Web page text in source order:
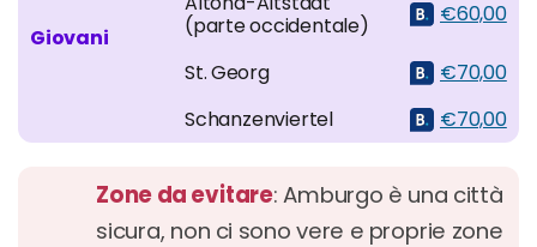
Giovani
(parte occidentale)
€60,00
St. Georg
€70,00
Schanzenviertel
€70,00
Zone da evitare: Amburgo è una città
sicura, non ci sono vere e proprie zone